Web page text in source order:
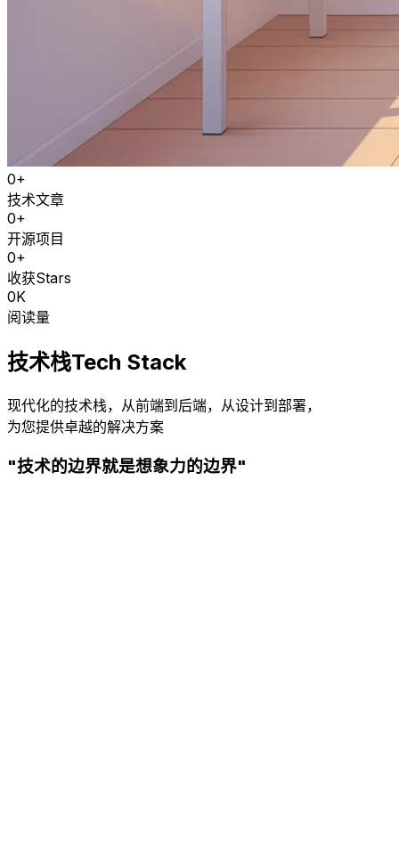
0+
技术文章
0+
开源项目
0+
收获Stars
0K
阅读量
技术栈Tech Stack
现代化的技术栈，从前端到后端，从设计到部署，
为您提供卓越的解决方案
"技术的边界就是想象力的边界"